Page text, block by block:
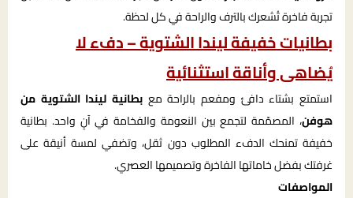
تجربة فاخرة تُشعرك بالترف والراحة في كل لحظة.
بطانيات خفيفة ليندا الشتوية – دفء لا
يُضاهى وأناقة استثنائية
استمتع بشتاء دافئ ومفعم بالراحة مع بطانية ليندا الشتوية من
هوفن، المصمّمة لتجمع بين النعومة والفخامة في آنٍ واحد. بطانية
خفيفة تمنحك الدفء المطلوب دون ثقل، وتضفي لمسة أنيقة على
غرفتك بفضل خاماتها الفاخرة وتصميمها العصري.
المواصفات